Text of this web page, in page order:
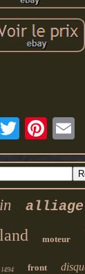
alliage
land moteur
l494 front